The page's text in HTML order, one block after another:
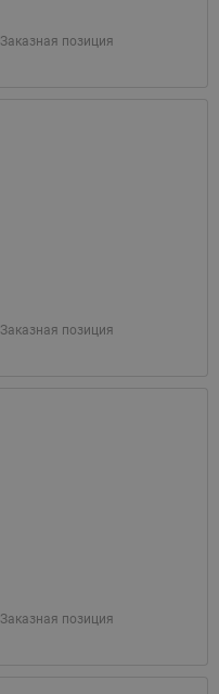
Заказная позиция
Заказная позиция
Заказная позиция